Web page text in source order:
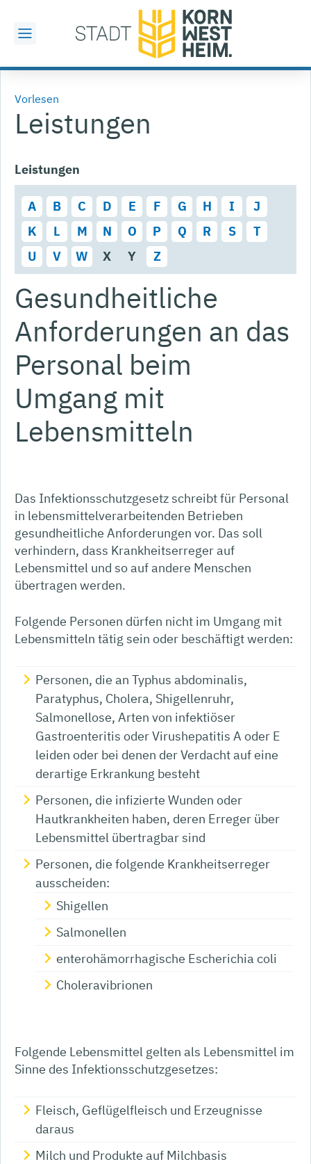
Vorlesen
Leistungen
Leistungen
A B C D E F G H I
J
K
L M N O P Q R S
T
U
V W X Y Z
Gesundheitliche
Anforderungen an das
Personal beim
Umgang mit
Lebensmitteln
Das Infektionsschutzgesetz schreibt für Personal
in lebensmittelverarbeitenden Betrieben
gesundheitliche Anforderungen vor. Das soll
verhindern, dass Krankheitserreger auf
Lebensmittel und so auf andere Menschen
übertragen werden.
Folgende Personen dürfen nicht im Umgang mit
Lebensmitteln tätig sein oder beschäftigt werden:
Personen, die an Typhus abdominalis,
Paratyphus, Cholera, Shigellenruhr,
Salmonellose, Arten von infektiöser
Gastroenteritis oder Virushepatitis A oder E
leiden oder bei denen der Verdacht auf eine
derartige Erkrankung besteht
Personen, die infizierte Wunden oder
Hautkrankheiten haben, deren Erreger über
Lebensmittel übertragbar sind
Personen, die folgende Krankheitserreger
ausscheiden:
Shigellen
Salmonellen
enterohämorrhagische Escherichia coli
Choleravibrionen
Folgende Lebensmittel gelten als Lebensmittel im
Sinne des Infektionsschutzgesetzes:
Fleisch, Geflügelfleisch und Erzeugnisse
daraus
Milch und Produkte auf Milchbasis